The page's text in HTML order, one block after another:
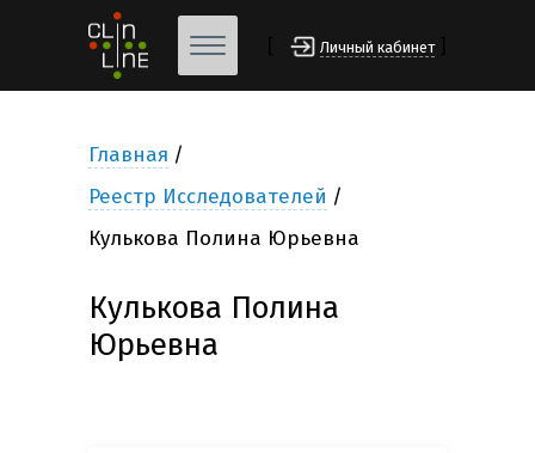
Личный кабинет
Главная
Реестр Исследователей
Кулькова Полина Юрьевна
Кулькова Полина
Юрьевна